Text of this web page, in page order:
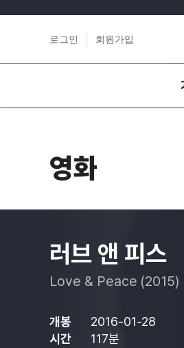
로그인 회원가입
영화
러브 앤 피스
Love & Peace (2015)
개봉 2016-01-28
시간
117분